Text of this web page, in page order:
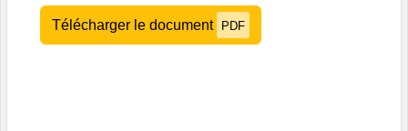
Télécharger le document PDF